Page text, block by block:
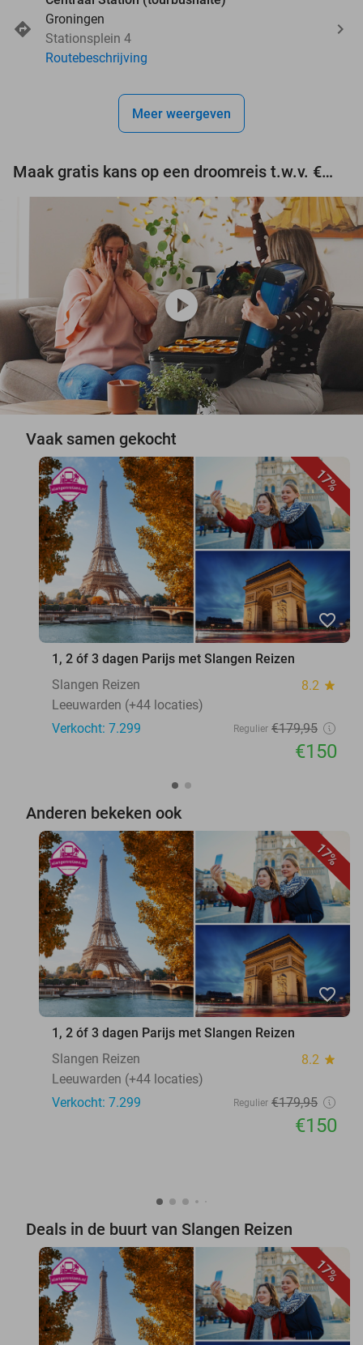
Groningen
Stationsplein 4
Routebeschrijving
Meer weergeven
Maak gratis kans op een droomreis t.w.v. €3.000!
play_circle
Vaak samen gekocht
17%
favorite_border
1, 2 óf 3 dagen Parijs met Slangen Reizen
Slangen Reizen
8.2 star
Leeuwarden (+44 locaties)
Verkocht: 7.299
Regulier €179,95
€150
Anderen bekeken ook
17%
favorite_border
1, 2 óf 3 dagen Parijs met Slangen Reizen
Slangen Reizen
8.2 star
Leeuwarden (+44 locaties)
Verkocht: 7.299
Regulier €179,95
€150
Deals in de buurt van Slangen Reizen
17%